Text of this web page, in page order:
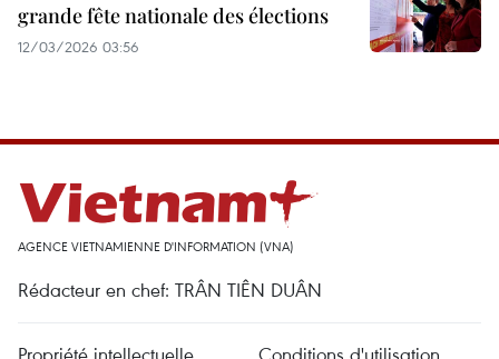
grande fête nationale des élections
12/03/2026 03:56
AGENCE VIETNAMIENNE D'INFORMATION (VNA)
Rédacteur en chef: TRÂN TIÊN DUÂN